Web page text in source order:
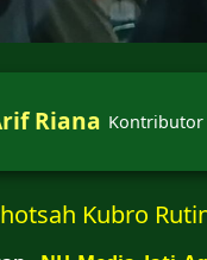
Riana Kontributor
Kubro